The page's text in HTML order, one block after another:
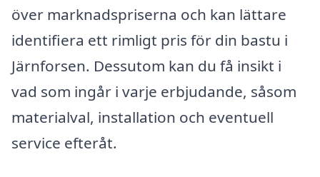
över marknadspriserna och kan lättare
identifiera ett rimligt pris för din bastu i
Järnforsen. Dessutom kan du få insikt i
vad som ingår i varje erbjudande, såsom
materialval, installation och eventuell
service efteråt.